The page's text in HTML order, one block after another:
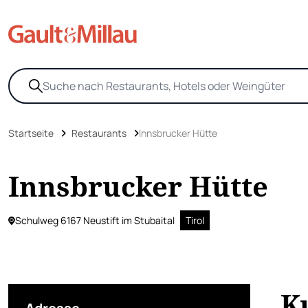
Startseite Restaurants Innsbrucker Hütte
Innsbrucker Hütte
Schulweg 6167 Neustift im Stubaital Tirol